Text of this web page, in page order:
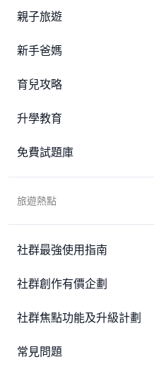
親子旅遊
新手爸媽
育兒攻略
升學教育
免費試題庫
旅遊熱點
社群最強使用指南
社群創作有價企劃
社群焦點功能及升級計劃
常見問題